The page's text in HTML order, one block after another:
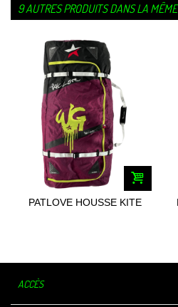
9 AUTRES PRODUITS DANS LA
PATLOVE HOUSSE KITE
ACCÈS